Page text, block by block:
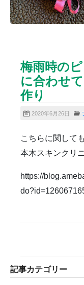
ニキビ跡・凹
マイク
メディカル
保険診療・
成長因子ピー
炭酸ガスレー
美肌・アンチエ
梅雨時の
に合わせ
作り
2020年6月26日
こちらに関して
本木スキンクリ
https://
記事カテゴリー